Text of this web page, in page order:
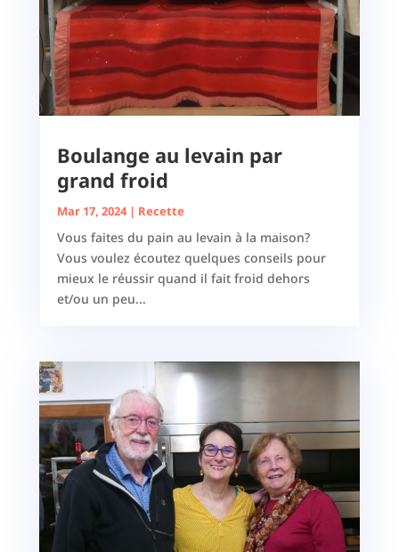
Boulange au levain par
grand froid
Mar 17, 2024| Recette
Vous faites du pain au levain à la maison?
Vous voulez écoutez quelques conseils pour
mieux le réussir quand il fait froid dehors
et/ou un peu...